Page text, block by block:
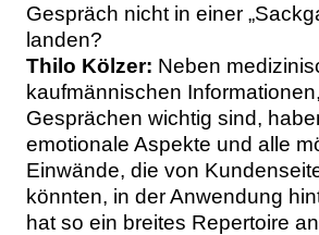
Gespräch nicht in einer
landen?
Thilo Kölzer: Neben
kaufmännischen
Gesprächen wichtig sind,
emotionale Aspekte und alle
Einwände, die von
könnten, in der Anwendung
hat so ein breites Repertoire